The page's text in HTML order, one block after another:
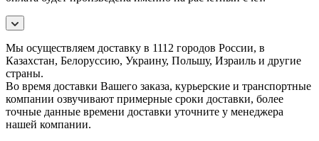
Мы осуществляем доставку в 1112 городов России, в
Казахстан, Белоруссию, Украину, Польшу, Израиль и другие
страны.
Во время доставки Вашего заказа, курьерские и транспортные
компании озвучивают примерные сроки доставки, более
точные данные времени доставки уточните у менеджера
нашей компании.